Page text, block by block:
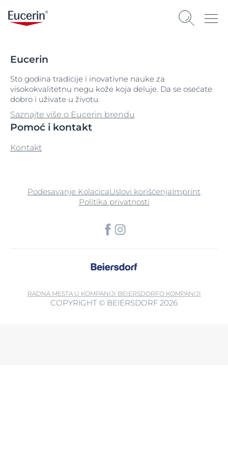
Eucerin
Sto godina tradicije i inovativne nauke za
visokokvalitetnu negu kože koja deluje. Da se osećate
dobro i uživate u životu.
Saznajte više o Eucerin brendu
Pomoć i kontakt
Kontakt
Podesavanje KolacicaUslovi korišćenjaImprint
Politika privatnosti
RADNA MESTA U KOMPANIJI BEIERSDORFO KOMPANIJI
COPYRIGHT © BEIERSDORF 2026